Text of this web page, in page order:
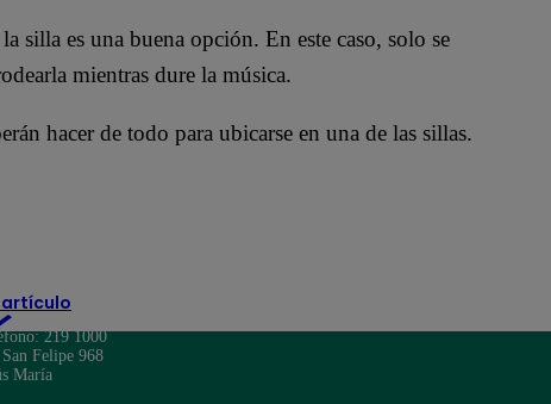
silla es una buena opción. En este caso, solo se
mientras dure la música.
hacer de todo para ubicarse en una de las sillas.
artículo
219 1000
Felipe 968
María